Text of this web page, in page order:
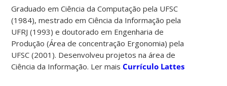
Graduado em Ciência da Computação pela UFSC
(1984), mestrado em Ciência da Informação pela
UFRJ (1993) e doutorado em Engenharia de
Produção (Área de concentração Ergonomia) pela
UFSC (2001). Desenvolveu projetos na área de
Ciência da Informação. Ler maisCurrículo Lattes